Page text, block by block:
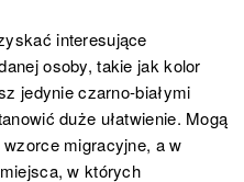
interesujące
osoby, takie jak kolor
jedynie czarno-białymi
duże ułatwienie. Mogą
migracyjne, a w
w których